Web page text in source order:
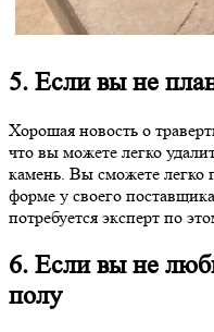
5. Если вы не
Хорошая новость о
что вы можете легко
камень. Вы сможете легко
форме у своего
потребуется эксперт по
6. Если вы не
полу